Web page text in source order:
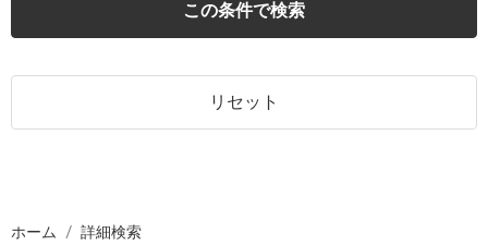
この条件で検索
リセット
ホーム 詳細検索